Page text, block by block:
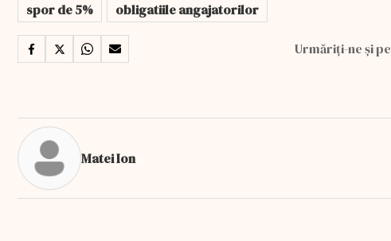
spor de 5% obligatiile angajatorilor
Urmăriți-ne și pe
Matei Ion